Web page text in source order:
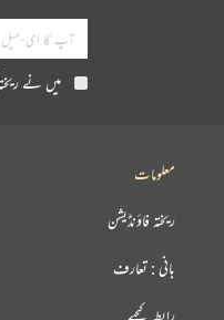
میں نے
معلومات
ریختہ فاؤنڈیشن
بانی : تعارف
رابطہ کیجیے